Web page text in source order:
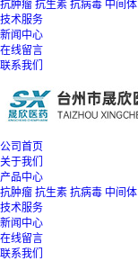
抗肿瘤 抗生素 抗病毒 中间体
技术服务
新闻中心
在线留言
联系我们
公司首页
关于我们
产品中心
抗肿瘤 抗生素 抗病毒 中间体
技术服务
新闻中心
在线留言
联系我们